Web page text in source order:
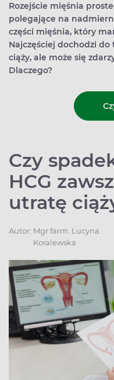
Rozejście mięśnia
polegające na
części mięśnia, który
Najczęściej dochodzi
ciąży, ale może się
Dlaczego?
Czy
HCG
utratę
Autor: Mgr farm. Lucyna
Koralewska